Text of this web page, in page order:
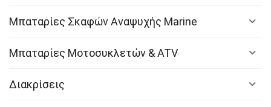
Μπαταρίες Σκαφών Αναψυχής Marine
Μπαταρίες Μοτοσυκλετών & ATV
Διακρίσεις